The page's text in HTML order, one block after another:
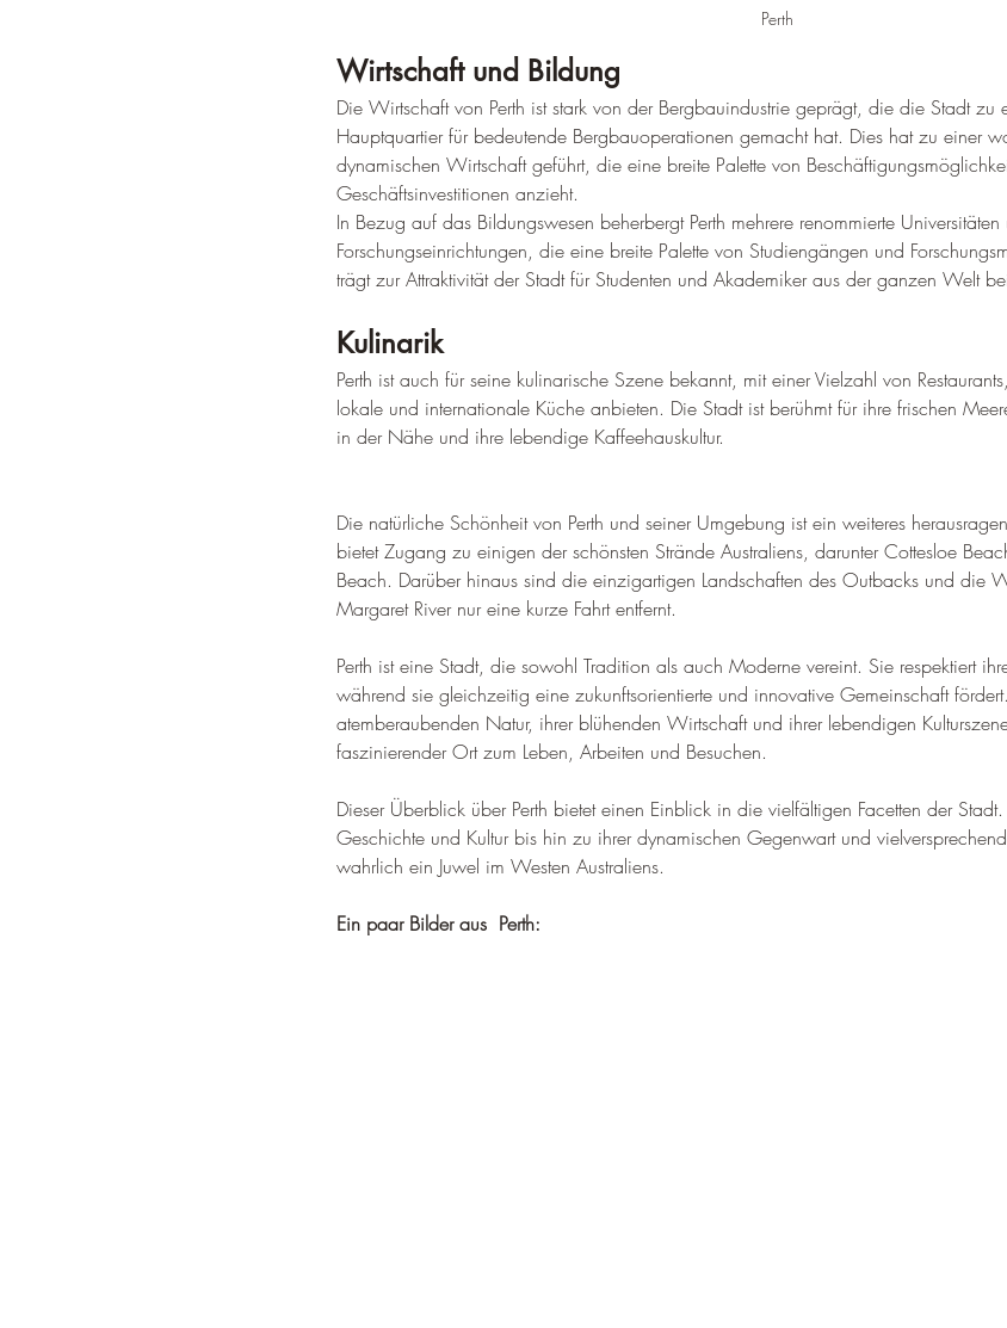
Perth
Wirtschaft und Bildung
Die Wirtschaft von Perth ist stark von der Bergbauindustrie geprägt, die die Stadt zu
Hauptquartier für bedeutende Bergbauoperationen gemacht hat. Dies hat zu einer
dynamischen Wirtschaft geführt, die eine breite Palette von
Geschäftsinvestitionen anzieht.
In Bezug auf das Bildungswesen beherbergt Perth mehrere renommierte Universitäten
Forschungseinrichtungen, die eine breite Palette von Studiengängen und
trägt zur Attraktivität der Stadt für Studenten und Akademiker aus der ganzen Welt
Kulinarik
Perth ist auch für seine kulinarische Szene bekannt, mit einer Vielzahl von
lokale und internationale Küche anbieten. Die Stadt ist berühmt für ihre frischen
in der Nähe und ihre lebendige Kaffeehauskultur.
Die natürliche Schönheit von Perth und seiner Umgebung ist ein weiteres
bietet Zugang zu einigen der schönsten Strände Australiens, darunter Cottesloe
Beach. Darüber hinaus sind die einzigartigen Landschaften des Outbacks und die
Margaret River nur eine kurze Fahrt entfernt.
Perth ist eine Stadt, die sowohl Tradition als auch Moderne vereint. Sie respektiert
während sie gleichzeitig eine zukunftsorientierte und innovative Gemeinschaft
atemberaubenden Natur, ihrer blühenden Wirtschaft und ihrer lebendigen
faszinierender Ort zum Leben, Arbeiten und Besuchen.
Dieser Überblick über Perth bietet einen Einblick in die vielfältigen Facetten der
Geschichte und Kultur bis hin zu ihrer dynamischen Gegenwart und
wahrlich ein Juwel im Westen Australiens.
Ein paar Bilder aus  Perth: